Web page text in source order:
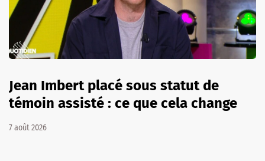
Jean Imbert placé sous statut de
témoin assisté : ce que cela change
7 août 2026